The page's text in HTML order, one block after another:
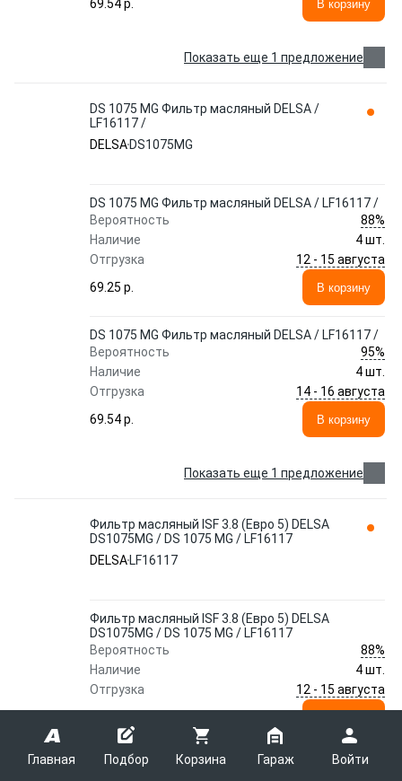
Главная Подбор Корзина Гараж Войти
69.54 p.
В корзину
Показать еще 1 предложение
DS 1075 MG Фильтр масляный DELSA /
LF16117 /
DELSA DS1075MG
DS 1075 MG Фильтр масляный DELSA / LF16117 /
Вероятность
88%
Наличие
4 шт.
Отгрузка
12 - 15 августа
69.25 p.
В корзину
DS 1075 MG Фильтр масляный DELSA / LF16117 /
Вероятность
95%
Наличие
4 шт.
Отгрузка
14 - 16 августа
69.54 p.
В корзину
Показать еще 1 предложение
Фильтр масляный ISF 3.8 (Евро 5) DELSA
DS1075MG / DS 1075 MG / LF16117
DELSA LF16117
Фильтр масляный ISF 3.8 (Евро 5) DELSA
DS1075MG / DS 1075 MG / LF16117
Вероятность
88%
Наличие
4 шт.
Отгрузка
12 - 15 августа
Фильтр масляный ISF 3.8 (Евро 5) DELSA